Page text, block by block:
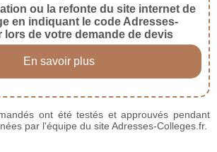
ou la refonte du site internet de
en indiquant le code Adresses-
lors de votre demande de devis
En savoir plus
ont été testés et approuvés pendant
par l'équipe du site Adresses-Colleges.fr.